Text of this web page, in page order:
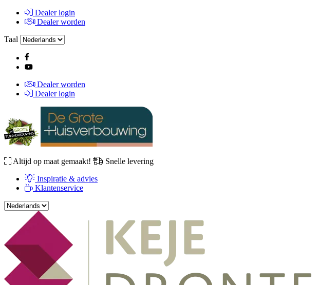
Dealer login
Dealer worden
Taal
Dealer worden
Dealer login
Altijd op maat gemaakt!
Snelle levering
Inspiratie & advies
Klantenservice